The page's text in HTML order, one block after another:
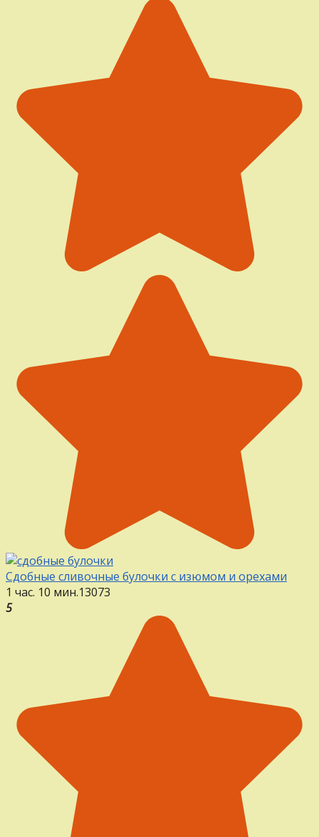
Сдобные сливочные булочки с изюмом и орехами
1 час. 10 мин.13073
5